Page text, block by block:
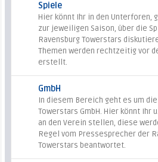
Spiele
Hier könnt Ihr in den Unterforen,
zur jeweiligen Saison, über die
Ravensburg Towerstars
Themen werden rechtzeitig vor
erstellt.
GmbH
In diesem Bereich geht es um die
Towerstars GmbH. Hier könnt Ihr
an den Verein stellen, diese
Regel vom Pressesprecher der
Towerstars beantwortet.